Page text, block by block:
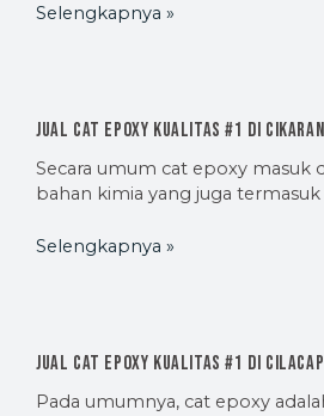
Selengkapnya »
Jual Cat Epoxy Kualitas #1 di
Secara umum cat epoxy masuk
bahan kimia yang juga termasuk
Selengkapnya »
Jual Cat Epoxy Kualitas #1 di
Pada umumnya, cat epoxy